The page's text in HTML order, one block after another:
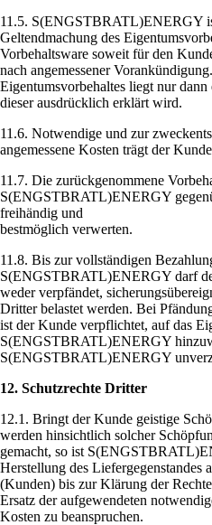
11.5. S(ENGSTBRATL)ENERGY
Geltendmachung des
Vorbehaltsware soweit für den
nach angemessener
Eigentumsvorbehaltes liegt nur
dieser ausdrücklich erklärt wird.
11.6. Notwendige und zur
angemessene Kosten trägt der
11.7. Die zurückgenommene
S(ENGSTBRATL)ENERGY
freihändig und
bestmöglich verwerten.
11.8. Bis zur vollständigen
S(ENGSTBRATL)ENERGY darf
weder verpfändet,
Dritter belastet werden. Bei
ist der Kunde verpflichtet, auf das
S(ENGSTBRATL)ENERGY
S(ENGSTBRATL)ENERGY
12. Schutzrechte Dritter
12.1. Bringt der Kunde geistige
werden hinsichtlich solcher
gemacht, so ist
Herstellung des Liefergegenstandes
(Kunden) bis zur Klärung der
Ersatz der aufgewendeten
Kosten zu beanspruchen.